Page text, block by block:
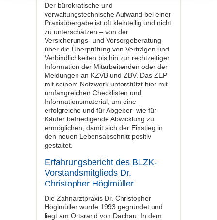
Der bürokratische und
verwaltungstechnische Aufwand bei einer
Praxisübergabe ist oft kleinteilig und nicht
zu unterschätzen – von der
Versicherungs- und Vorsorgeberatung
über die Überprüfung von Verträgen und
Verbindlichkeiten bis hin zur rechtzeitigen
Information der Mitarbeitenden oder der
Meldungen an KZVB und ZBV. Das ZEP
mit seinem Netzwerk unterstützt hier mit
umfangreichen Checklisten und
Informationsmaterial, um eine
erfolgreiche und für Abgeber wie für
Käufer befriedigende Abwicklung zu
ermöglichen, damit sich der Einstieg in
den neuen Lebensabschnitt positiv
gestaltet.
Erfahrungsbericht des BLZK-
Vorstandsmitglieds Dr.
Christopher Höglmüller
Die Zahnarztpraxis Dr. Christopher
Höglmüller wurde 1993 gegründet und
liegt am Ortsrand von Dachau. In dem